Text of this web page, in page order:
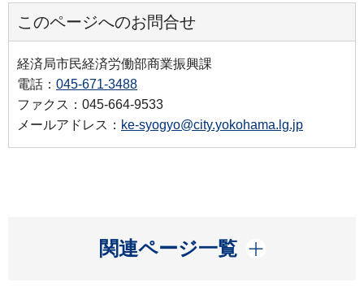
このページへのお問合せ
経済局市民経済労働部商業振興課
電話： 045-671-3488
ファクス：045-664-9533
メールアドレス： ke-syogyo@city.yokohama.lg.jp
関連ページ一覧
開く